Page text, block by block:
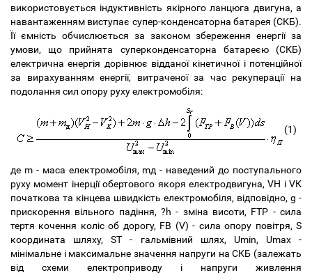
використовується індуктивність якірного ланцюга двигуна, а
навантаженням виступає супер-конденсаторна батарея (СКБ).
Її ємність обчислюється за законом збереження енергії за
умови, що прийнята суперконденсаторна батареєю (СКБ)
електрична енергія дорівнює відданої кінетичної і потенційної
за вирахуванням енергії, витраченої за час рекуперації на
подолання сил опору руху електромобіля:
(1)
де m - маса електромобіля, mд - наведений до поступального
руху момент інерції обертового якоря електродвигуна, VН і VК
початкова та кінцева швидкість електромобіля, відповідно, g -
прискорення вільного падіння, ?h - зміна висоти, FТР - сила
тертя кочення коліс об дорогу, FВ (V) - сила опору повітря, S
координата шляху, ST - гальмівний шлях, Umin, Umax -
мінімальне і максимальне значення напруги на СКБ (залежать
від схеми електроприводу і напруги живлення